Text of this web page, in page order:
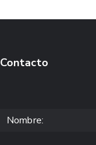
Contacto